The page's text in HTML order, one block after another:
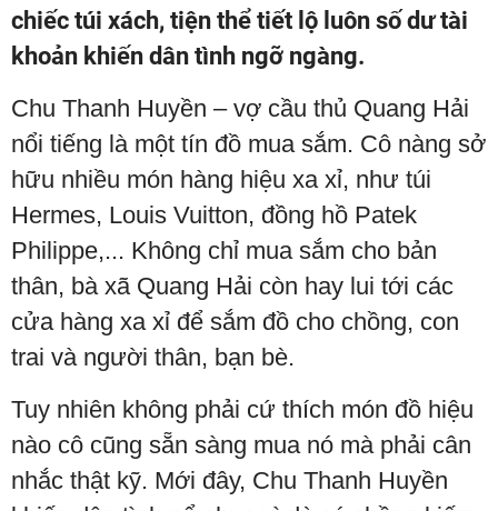
chiếc túi xách, tiện thể tiết lộ luôn số dư tài
khoản khiến dân tình ngỡ ngàng.
Chu Thanh Huyền – vợ cầu thủ Quang Hải
nổi tiếng là một tín đồ mua sắm. Cô nàng sở
hữu nhiều món hàng hiệu xa xỉ, như túi
Hermes, Louis Vuitton, đồng hồ Patek
Philippe,... Không chỉ mua sắm cho bản
thân, bà xã Quang Hải còn hay lui tới các
cửa hàng xa xỉ để sắm đồ cho chồng, con
trai và người thân, bạn bè.
Tuy nhiên không phải cứ thích món đồ hiệu
nào cô cũng sẵn sàng mua nó mà phải cân
nhắc thật kỹ. Mới đây, Chu Thanh Huyền